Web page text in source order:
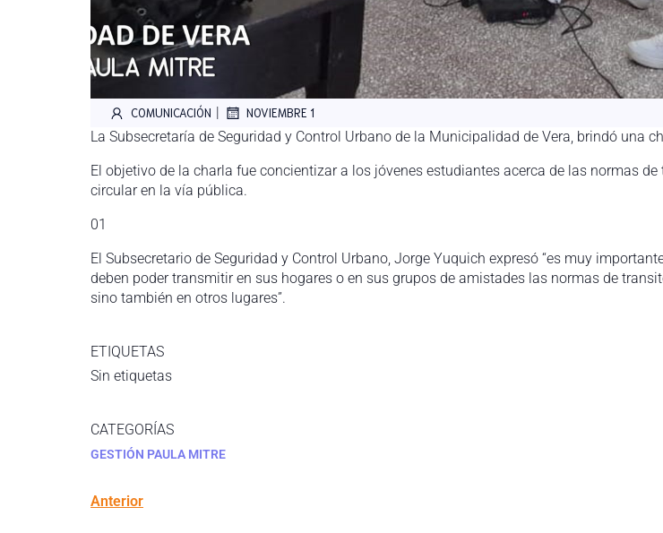
COMUNICACIÓN | NOVIEMBRE 1
La Subsecretaría de Seguridad y Control Urbano de la Municipalidad de Vera, brindó una
El objetivo de la charla fue concientizar a los jóvenes estudiantes acerca de las normas
circular en la vía pública.
01
El Subsecretario de Seguridad y Control Urbano, Jorge Yuquich expresó “es muy
deben poder transmitir en sus hogares o en sus grupos de amistades las normas de
sino también en otros lugares”.
ETIQUETAS
Sin etiquetas
CATEGORÍAS
GESTIÓN PAULA MITRE
Anterior